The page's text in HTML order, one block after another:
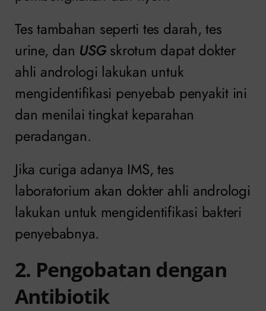
Tes tambahan seperti tes darah, tes
urine, dan USGskrotum dapat dokter
ahli andrologi lakukan untuk
mengidentifikasi penyebab penyakit ini
dan menilai tingkat keparahan
peradangan.
Jika curiga adanya IMS, tes
laboratorium akan dokter ahli andrologi
lakukan untuk mengidentifikasi bakteri
penyebabnya.
2. Pengobatan dengan
Antibiotik